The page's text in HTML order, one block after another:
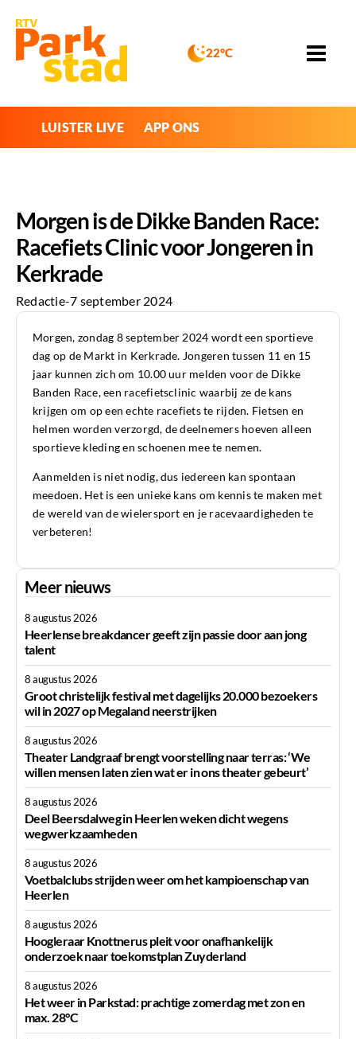
22°C
LUISTER LIVE APP ONS
Morgen is de Dikke Banden Race:
Racefiets Clinic voor Jongeren in
Kerkrade
Redactie-7 september 2024
Morgen, zondag 8 september 2024 wordt een sportieve
dag op de Markt in Kerkrade. Jongeren tussen 11 en 15
jaar kunnen zich om 10.00 uur melden voor de Dikke
Banden Race, een racefietsclinic waarbij ze de kans
krijgen om op een echte racefiets te rijden. Fietsen en
helmen worden verzorgd, de deelnemers hoeven alleen
sportieve kleding en schoenen mee te nemen.
Aanmelden is niet nodig, dus iedereen kan spontaan
meedoen. Het is een unieke kans om kennis te maken met
de wereld van de wielersport en je racevaardigheden te
verbeteren!
Meer nieuws
8 augustus 2026
Heerlense breakdancer geeft zijn passie door aan jong
talent
8 augustus 2026
Groot christelijk festival met dagelijks 20.000 bezoekers
wil in 2027 op Megaland neerstrijken
8 augustus 2026
Theater Landgraaf brengt voorstelling naar terras: ‘We
willen mensen laten zien wat er in ons theater gebeurt’
8 augustus 2026
Deel Beersdalweg in Heerlen weken dicht wegens
wegwerkzaamheden
8 augustus 2026
Voetbalclubs strijden weer om het kampioenschap van
Heerlen
8 augustus 2026
Hoogleraar Knottnerus pleit voor onafhankelijk
onderzoek naar toekomstplan Zuyderland
8 augustus 2026
Het weer in Parkstad: prachtige zomerdag met zon en
max. 28°C